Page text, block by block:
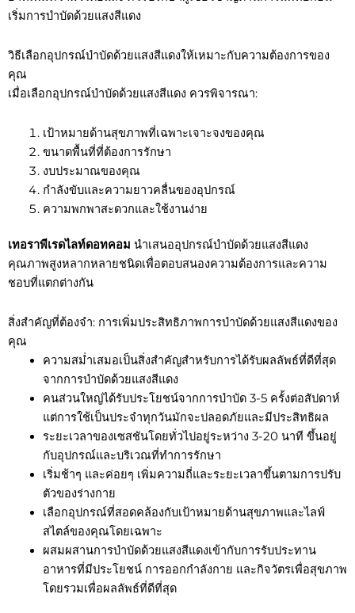
เริ่มการบำบัดด้วยแสงสีแดง
วิธีเลือกอุปกรณ์บำบัดด้วยแสงสีแดงให้เหมาะกับความต้องการของ
คุณ
เมื่อเลือกอุปกรณ์บำบัดด้วยแสงสีแดง ควรพิจารณา:
เป้าหมายด้านสุขภาพที่เฉพาะเจาะจงของคุณ
ขนาดพื้นที่ที่ต้องการรักษา
งบประมาณของคุณ
กำลังขับและความยาวคลื่นของอุปกรณ์
ความพกพาสะดวกและใช้งานง่าย
เทอราพีเรดไลท์ดอทคอม นำเสนออุปกรณ์บำบัดด้วยแสงสีแดง
คุณภาพสูงหลากหลายชนิดเพื่อตอบสนองความต้องการและความ
ชอบที่แตกต่างกัน
สิ่งสำคัญที่ต้องจำ: การเพิ่มประสิทธิภาพการบำบัดด้วยแสงสีแดงของ
คุณ
ความสม่ำเสมอเป็นสิ่งสำคัญสำหรับการได้รับผลลัพธ์ที่ดีที่สุด
จากการบำบัดด้วยแสงสีแดง
คนส่วนใหญ่ได้รับประโยชน์จากการบำบัด 3-5 ครั้งต่อสัปดาห์
แต่การใช้เป็นประจำทุกวันมักจะปลอดภัยและมีประสิทธิผล
ระยะเวลาของเซสชันโดยทั่วไปอยู่ระหว่าง 3-20 นาที ขึ้นอยู่
กับอุปกรณ์และบริเวณที่ทำการรักษา
เริ่มช้าๆ และค่อยๆ เพิ่มความถี่และระยะเวลาขึ้นตามการปรับ
ตัวของร่างกาย
เลือกอุปกรณ์ที่สอดคล้องกับเป้าหมายด้านสุขภาพและไลฟ์
สไตล์ของคุณโดยเฉพาะ
ผสมผสานการบำบัดด้วยแสงสีแดงเข้ากับการรับประทาน
อาหารที่มีประโยชน์ การออกกำลังกาย และกิจวัตรเพื่อสุขภาพ
โดยรวมเพื่อผลลัพธ์ที่ดีที่สุด